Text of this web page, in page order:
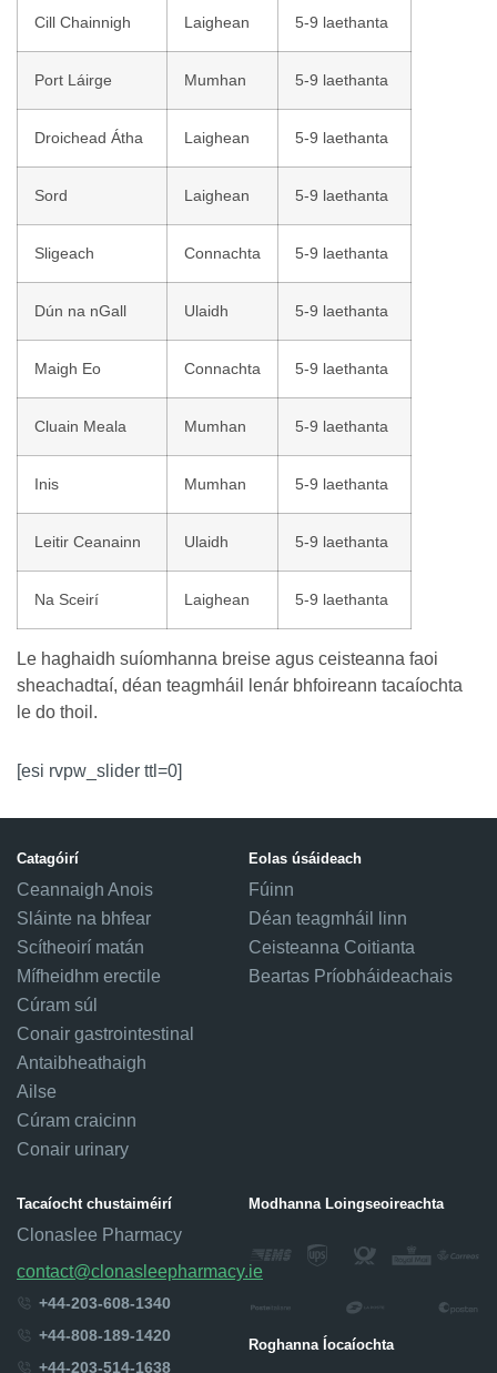
Cill Chainnigh Laighean 5-9 laethanta
Port Láirge Mumhan 5-9 laethanta
Droichead Átha Laighean 5-9 laethanta
Sord Laighean 5-9 laethanta
Sligeach Connachta 5-9 laethanta
Dún na nGall Ulaidh 5-9 laethanta
Maigh Eo Connachta 5-9 laethanta
Cluain Meala Mumhan 5-9 laethanta
Inis Mumhan 5-9 laethanta
Leitir Ceanainn Ulaidh 5-9 laethanta
Na Sceirí Laighean 5-9 laethanta
Le haghaidh suíomhanna breise agus ceisteanna faoi
sheachadtaí, déan teagmháil lenár bhfoireann tacaíochta
le do thoil.
[esi rvpw_slider ttl=0]
Catagóirí
Ceannaigh Anois
Sláinte na bhfear
Scítheoirí matán
Mífheidhm erectile
Cúram súl
Conair gastrointestinal
Antaibheathaigh
Ailse
Cúram craicinn
Conair urinary
Eolas úsáideach
Fúinn
Déan teagmháil linn
Ceisteanna Coitianta
Beartas Príobháideachais
Tacaíocht chustaiméirí
Clonaslee Pharmacy
contact@clonasleepharmacy.ie
+44-203-608-1340
+44-808-189-1420
+44-203-514-1638
Modhanna Loingseoireachta
Roghanna Íocaíochta